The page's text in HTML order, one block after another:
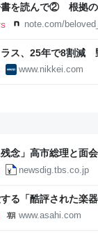
を読んで② 根拠の
モ note.com/
ス、25年で8割減
www.nikkei.com
残念」高市総理と
何のために」 |
newsdig.tbs.co.jp
る「酷評された楽
www.asahi.com